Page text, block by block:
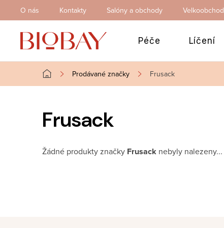
na
obsah
O nás Kontakty Salóny a obchody Velkoobchod
Péče Líčení
Domů
Prodávané značky Frusack
Frusack
Žádné produkty značky Frusack nebyly nalezeny...